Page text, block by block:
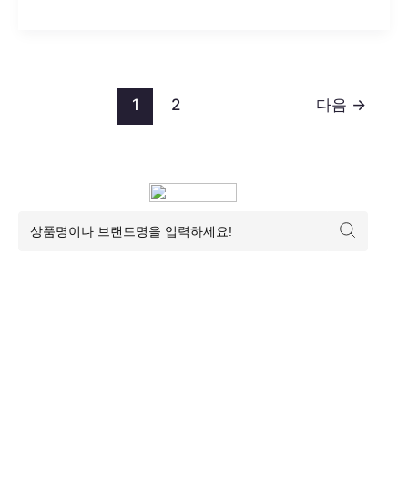
1 2 다음 →